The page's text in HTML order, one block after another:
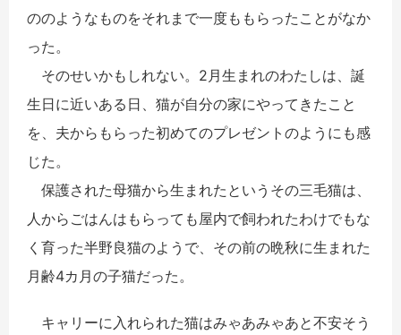
ののようなものをそれまで一度ももらったことがなか
った。
そのせいかもしれない。2月生まれのわたしは、誕
生日に近いある日、猫が自分の家にやってきたこと
を、夫からもらった初めてのプレゼントのようにも感
じた。
保護された母猫から生まれたというその三毛猫は、
人からごはんはもらっても屋内で飼われたわけでもな
く育った半野良猫のようで、その前の晩秋に生まれた
月齢4カ月の子猫だった。
キャリーに入れられた猫はみゃあみゃあと不安そう